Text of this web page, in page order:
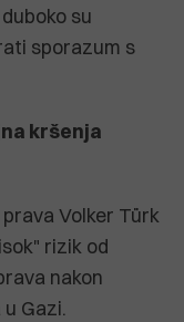
su
sporazum s
kršenja
Volker Türk
rizik od
nakon
Gazi.